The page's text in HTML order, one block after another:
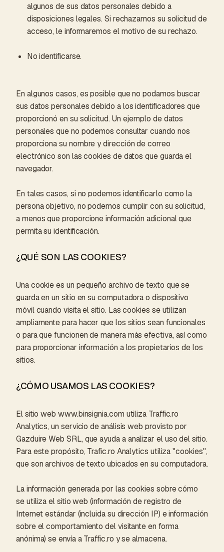
algunos de sus datos personales debido a
disposiciones legales. Si rechazamos su solicitud de
acceso, le informaremos el motivo de su rechazo.
No identificarse.
En algunos casos, es posible que no podamos buscar
sus datos personales debido a los identificadores que
proporcionó en su solicitud. Un ejemplo de datos
personales que no podemos consultar cuando nos
proporciona su nombre y dirección de correo
electrónico son las cookies de datos que guarda el
navegador.
En tales casos, si no podemos identificarlo como la
persona objetivo, no podemos cumplir con su solicitud,
a menos que proporcione información adicional que
permita su identificación.
¿QUÉ SON LAS COOKIES?
Una cookie es un pequeño archivo de texto que se
guarda en un sitio en su computadora o dispositivo
móvil cuando visita el sitio. Las cookies se utilizan
ampliamente para hacer que los sitios sean funcionales
o para que funcionen de manera más efectiva, así como
para proporcionar información a los propietarios de los
sitios.
¿CÓMO USAMOS LAS COOKIES?
El sitio web www.binsignia.com utiliza Traffic.ro
Analytics, un servicio de análisis web provisto por
Gazduire Web SRL, que ayuda a analizar el uso del sitio.
Para este propósito, Trafic.ro Analytics utiliza "cookies",
que son archivos de texto ubicados en su computadora.
La información generada por las cookies sobre cómo
se utiliza el sitio web (información de registro de
Internet estándar (incluida su dirección IP) e información
sobre el comportamiento del visitante en forma
anónima) se envía a Traffic.ro y se almacena.